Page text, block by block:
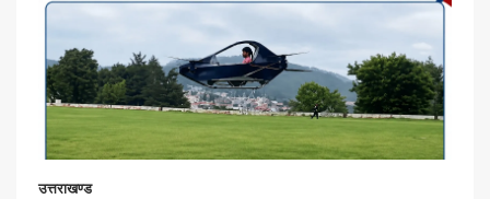
उत्तराखण्ड